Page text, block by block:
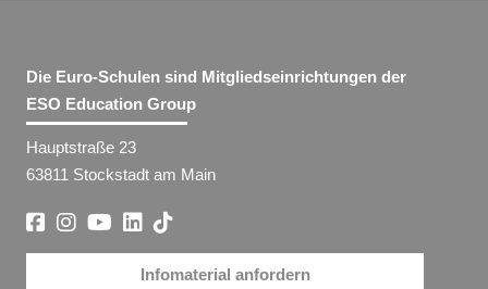
Die Euro-Schulen sind Mitgliedseinrichtungen der
ESO Education Group
Hauptstraße 23
63811 Stockstadt am Main
Infomaterial anfordern